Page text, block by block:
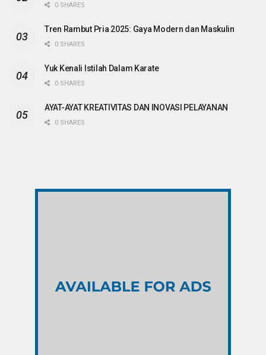
0 SHARES
Tren Rambut Pria 2025: Gaya Modern dan Maskulin
0 SHARES
Yuk Kenali Istilah Dalam Karate
0 SHARES
AYAT-AYAT KREATIVITAS DAN INOVASI PELAYANAN
0 SHARES